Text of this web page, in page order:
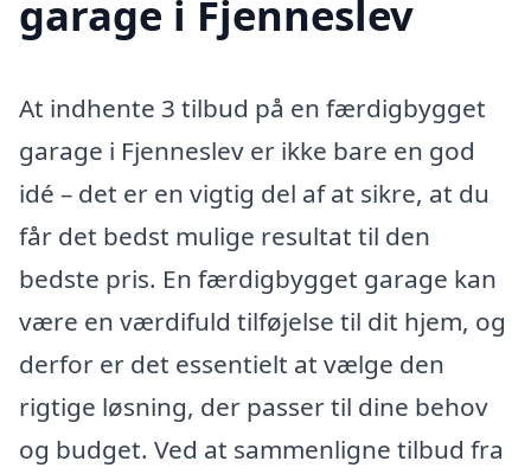
garage i Fjenneslev
At indhente 3 tilbud på en færdigbygget
garage i Fjenneslev er ikke bare en god
idé – det er en vigtig del af at sikre, at du
får det bedst mulige resultat til den
bedste pris. En færdigbygget garage kan
være en værdifuld tilføjelse til dit hjem, og
derfor er det essentielt at vælge den
rigtige løsning, der passer til dine behov
og budget. Ved at sammenligne tilbud fra